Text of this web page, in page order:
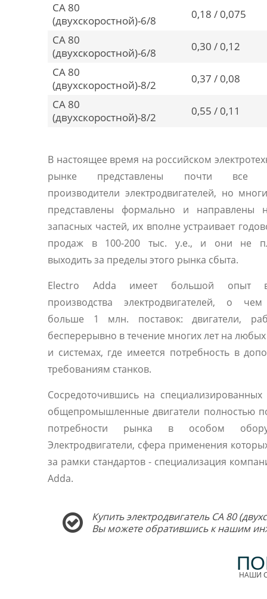
CA 80
(двухскоростной)-6/8
0,18 / 0,075
CA 80
(двухскоростной)-6/8
0,30 / 0,12
CA 80
(двухскоростной)-8/2
0,37 / 0,08
CA 80
(двухскоростной)-8/2
0,55 / 0,11
В настоящее время на российском
рынке представлены почти все
производители электродвигателей, но
представлены формально и направлены
запасных частей, их вполне устраивает
продаж в 100-200 тыс. у.е., и они не
выходить за пределы этого рынка сбыта.
Electro Adda имеет большой опыт
производства электродвигателей, о
больше 1 млн. поставок: двигатели,
бесперерывно в течение многих лет на
и системах, где имеется потребность в
требованиям станков.
Сосредоточившись на специализированных
общепромышленные двигатели полностью
потребности рынка в особом
Электродвигатели, сфера применения
за рамки стандартов - специализация
Adda.
Купить электродвигатель CA 80
Вы можете обратившись к нашим
НАШИ